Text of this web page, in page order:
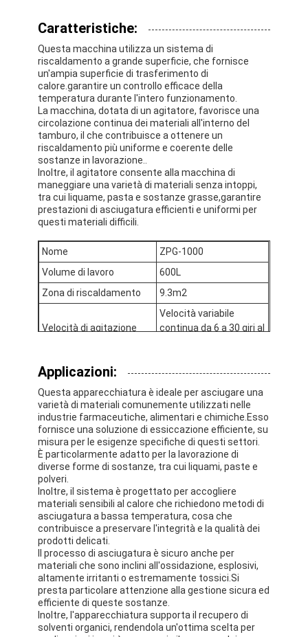
Casa
Prodotti
Chi siamo
Caratteristiche:
Questa macchina utilizza un sistema di
riscaldamento a grande superficie, che fornisce
un'ampia superficie di trasferimento di
calore.garantire un controllo efficace della
temperatura durante l'intero funzionamento.
La macchina, dotata di un agitatore, favorisce una
circolazione continua dei materiali all'interno del
tamburo, il che contribuisce a ottenere un
riscaldamento più uniforme e coerente delle
sostanze in lavorazione..
Inoltre, il agitatore consente alla macchina di
maneggiare una varietà di materiali senza intoppi,
tra cui liquame, pasta e sostanze grasse,garantire
prestazioni di asciugatura efficienti e uniformi per
questi materiali difficili.
Nome
ZPG-1000
Volume di lavoro
600L
Zona di riscaldamento
9.3m2
Velocità di agitazione
Velocità variabile
continua da 6 a 30 giri al
progettazione della
giacca (acqua calda)
≤ 0,3 MPa
Grado di vuoto interno - 0,09 ‰ 0,096 MPa
Applicazioni:
Questa apparecchiatura è ideale per asciugare una
varietà di materiali comunemente utilizzati nelle
industrie farmaceutiche, alimentari e chimiche.Esso
fornisce una soluzione di essiccazione efficiente, su
misura per le esigenze specifiche di questi settori.
È particolarmente adatto per la lavorazione di
diverse forme di sostanze, tra cui liquami, paste e
polveri.
Inoltre, il sistema è progettato per accogliere
materiali sensibili al calore che richiedono metodi di
asciugatura a bassa temperatura, cosa che
contribuisce a preservare l'integrità e la qualità dei
prodotti delicati.
Il processo di asciugatura è sicuro anche per
materiali che sono inclini all'ossidazione, esplosivi,
altamente irritanti o estremamente tossici.Si
presta particolare attenzione alla gestione sicura ed
efficiente di queste sostanze.
Inoltre, l'apparecchiatura supporta il recupero di
solventi organici, rendendola un'ottima scelta per